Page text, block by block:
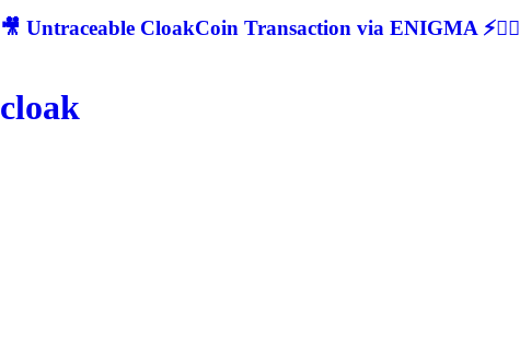
🎥 Untraceable CloakCoin Transaction via ENIGMA ⚡🕵‍♂
cloak